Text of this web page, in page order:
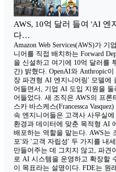
AWS, 10억 달러 들여 'AI 엔
다…
Amazon Web Services(AWS)가
니어를 직접 배치하는 Forward
을 신설하고 여기에 10억 달러를
간) 밝혔다. OpenAI와 Anthropic
장 파견형 AI 엔지니어링' 모델에
어들면서, 기업 AI 도입 지원을
어들었다. 새 조직은 AWS의 프
스카 바스케스(Francessca
속 엔지니어들은 고객사 사무실
환경과 데이터에 맞춘 목적형 AI
배포하는 역할을 맡는다. AWS는
포'와 '고객 자립성' 두 가지를 내
만들어주는 데 그치지 않고, 파견
로 AI 시스템을 운영하고 확장할
이 목표라는 설명이다. FDE는 원